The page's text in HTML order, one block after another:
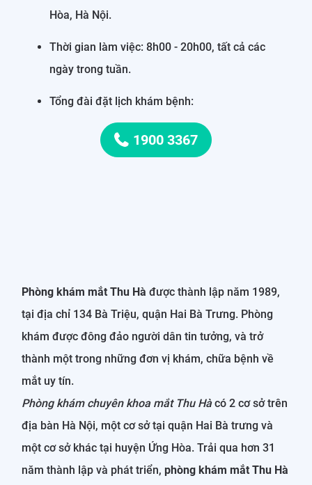
Hòa, Hà Nội.
Thời gian làm việc: 8h00 - 20h00, tất cả các
ngày trong tuần.
Tổng đài đặt lịch khám bệnh:
1900 3367
Phòng khám mắt Thu Hà được thành lập năm 1989,
tại địa chỉ 134 Bà Triệu, quận Hai Bà Trưng. Phòng
khám được đông đảo người dân tin tưởng, và trở
thành một trong những đơn vị khám, chữa bệnh về
mắt uy tín.
Phòng khám chuyên khoa mắt Thu Hàcó 2 cơ sở trên
địa bàn Hà Nội, một cơ sở tại quận Hai Bà trưng và
một cơ sở khác tại huyện Ứng Hòa. Trải qua hơn 31
năm thành lập và phát triển, phòng khám mắt Thu Hà